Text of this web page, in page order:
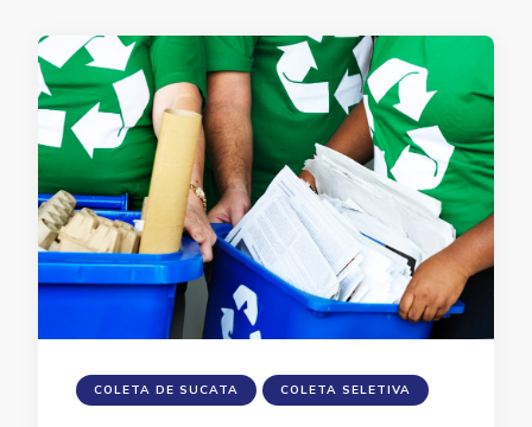
COLETA DE SUCATA COLETA SELETIVA